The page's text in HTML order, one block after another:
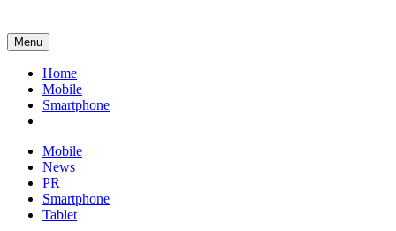
Menu
Home
Mobile
Smartphone
Mobile
News
PR
Smartphone
Tablet